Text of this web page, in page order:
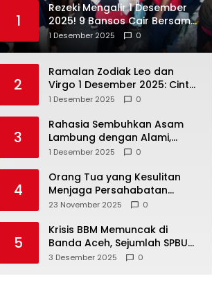
1
Rezeki Mengalir 1 Desember
2025! 9 Bansos Cair Bersama:
PKH, BPNT, dan KKS Mandiri
Double
1 Desember 2025 0
2
Ramalan Zodiak Leo dan
Virgo 1 Desember 2025: Cinta,
Karir, Kesehatan, dan
1 Desember 2025 0
3
Rahasia Sembuhkan Asam
Lambung dengan Alami,
Nomor 4 Disalahpahami
1 Desember 2025 0
4
Orang Tua yang Kesulitan
Menjaga Persahabatan
Biasanya Lakukan 8 Hal Ini
23 November 2025 0
5
Krisis BBM Memuncak di
Banda Aceh, Sejumlah SPBU
Tutup Total
3 Desember 2025 0